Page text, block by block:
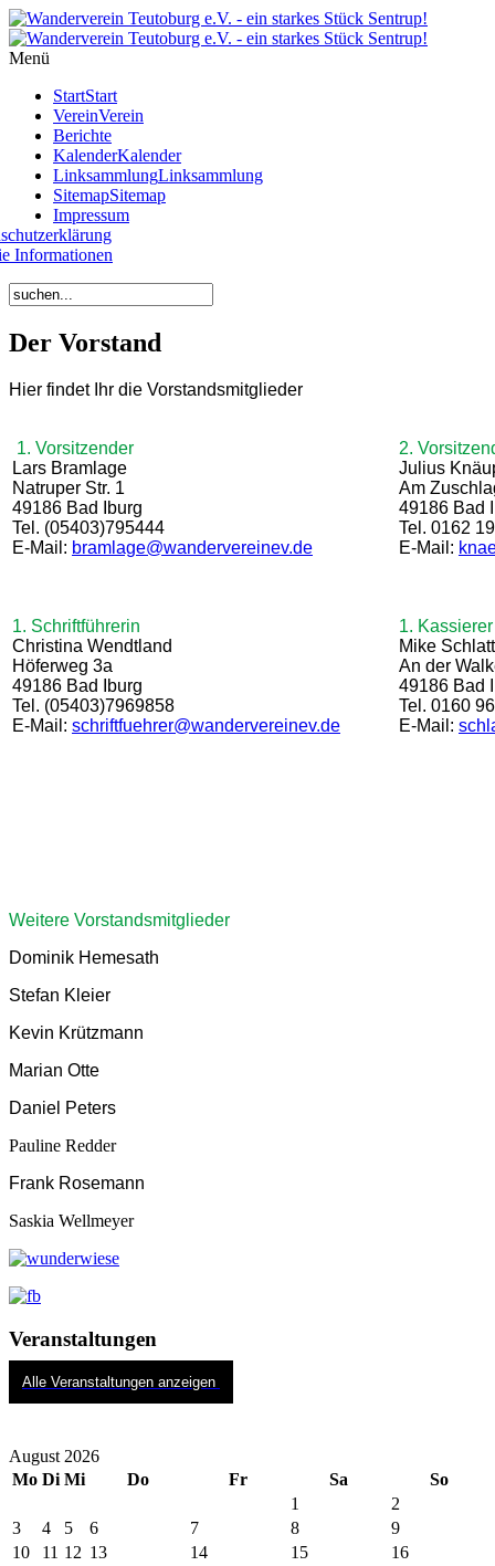
Menü
StartStart
VereinVerein
Berichte
KalenderKalender
LinksammlungLinksammlung
SitemapSitemap
Impressum
Informationen
Der Vorstand
Hier findet Ihr die Vorstandsmitglieder
1. Vorsitzender
Lars Bramlage
Natruper Str. 1
49186 Bad Iburg
Tel. (05403)795444
E-Mail: bramlage@wandervereinev.de
2.
Julius
Am
49186 Bad
Tel. 0162
E-Mail:
1. Schriftführerin
Christina Wendtland
Höferweg 3a
49186 Bad Iburg
Tel. (05403)7969858
E-Mail: schriftfuehrer@wandervereinev.de
1. Kassierer
Mike
An der
49186 Bad
Tel. 0160
E-Mail:
Weitere Vorstandsmitglieder
Dominik Hemesath
Stefan Kleier
Kevin Krützmann
Marian Otte
Daniel Peters
Pauline Redder
Frank Rosemann
Saskia Wellmeyer
Veranstaltungen
Alle Veranstaltungen anzeigen
Year
Month
Year
Month
August 2026
Mo Di Mi Do Fr Sa
So
1
2
3
4 5 6 7 8
9
10
11 12 13 14 15 16